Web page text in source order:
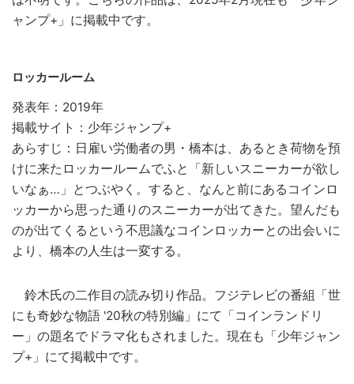
ャンプ+」に掲載中です。
ロッカールーム
発表年：2019年
掲載サイト：少年ジャンプ+
あらすじ：日雇い労働者の男・橋本は、あるとき荷物を預
けに来たロッカールームでふと「新しいスニーカーが欲し
いなぁ…」とつぶやく。すると、なんと前にあるコインロ
ッカーから思った通りのスニーカーが出てきた。望んだも
のが出てくるという不思議なコインロッカーとの出会いに
より、橋本の人生は一変する。
鈴木氏の二作目の読み切り作品。フジテレビの番組「世
にも奇妙な物語 '20秋の特別編」にて「コインランドリ
ー」の題名でドラマ化もされました。現在も「少年ジャン
プ+」にて掲載中です。